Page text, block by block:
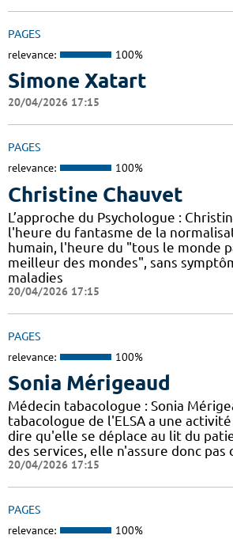
PAGES
relevance: 100%
Simone Xatart
20/04/2026 17:15
PAGES
relevance: 100%
Christine Chauvet
L’approche du Psychologue :
l'heure du fantasme de la
humain, l'heure du "tous le monde
meilleur des mondes", sans
maladies
20/04/2026 17:15
PAGES
relevance: 100%
Sonia Mérigeaud
Médecin tabacologue : Sonia
tabacologue de l'ELSA a une
dire qu'elle se déplace au lit du
des services, elle n'assure donc pas
20/04/2026 17:15
PAGES
relevance: 100%